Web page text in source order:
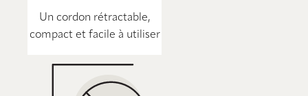
Un cordon rétractable,
compact et facile à utiliser